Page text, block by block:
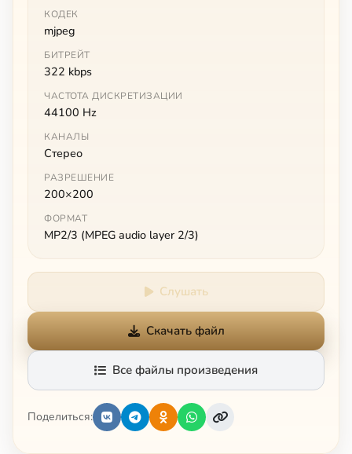
КОДЕК
mjpeg
БИТРЕЙТ
322 kbps
ЧАСТОТА ДИСКРЕТИЗАЦИИ
44100 Hz
КАНАЛЫ
Стерео
РАЗРЕШЕНИЕ
200×200
ФОРМАТ
MP2/3 (MPEG audio layer 2/3)
Слушать
Скачать файл
Все файлы произведения
Поделиться: